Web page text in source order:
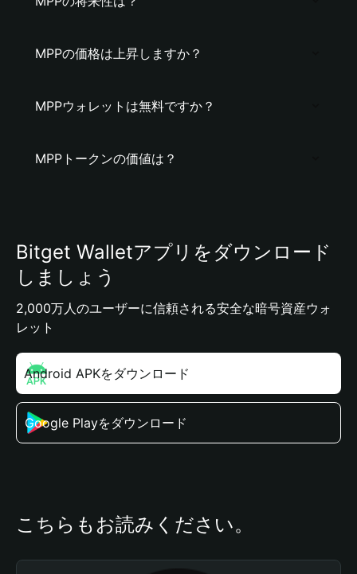
MPPの価格は上昇しますか？
MPPウォレットは無料ですか？
MPPトークンの価値は？
Bitget Walletアプリをダウンロード
しましょう
2,000万人のユーザーに信頼される安全な暗号資産ウォ
レット
Android APKをダウンロード
Google Playをダウンロード
こちらもお読みください。